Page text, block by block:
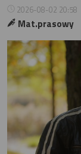
2026-08-02 20:58
Mat.prasowy